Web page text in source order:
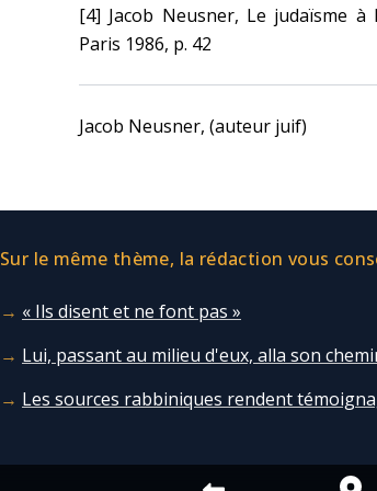
[4] Jacob Neusner, Le judaïsme
Paris 1986, p. 42
Jacob Neusner, (auteur juif)
Sur le même thème, la rédaction vous
« Ils disent et ne font pas »
Lui, passant au milieu d'eux, alla son
Les sources rabbiniques rendent